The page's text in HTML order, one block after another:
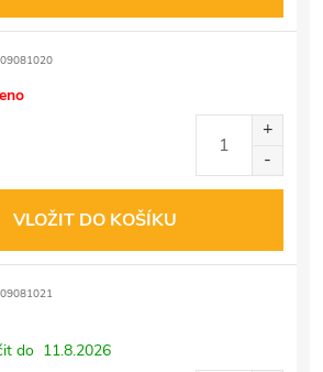
09081020
VLOŽIT DO KOŠÍKU
09081021
do 11.8.2026